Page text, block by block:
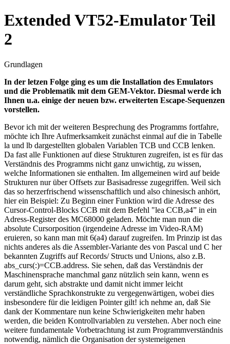
Extended VT52-Emulator Teil
2
Grundlagen
In der letzen Folge ging es um die Installation des Emulators
und die Problematik mit dem GEM-Vektor. Diesmal werde ich
Ihnen u.a. einige der neuen bzw. erweiterten Escape-Sequenzen
vorstellen.
Bevor ich mit der weiteren Besprechung des Programms fortfahre,
möchte ich Ihre Aufmerksamkeit zunächst einmal auf die in Tabelle
la und lb dargestellten globalen Variablen TCB und CCB lenken.
Da fast alle Funktionen auf diese Strukturen zugreifen, ist es für das
Verständnis des Programms nicht ganz unwichtig, zu wissen,
welche Informationen sie enthalten. Im allgemeinen wird auf beide
Strukturen nur über Offsets zur Basisadresse zugegriffen. Weil sich
das so herzerfrischend wissenschaftlich und also chinesisch anhört,
hier ein Beispiel: Zu Beginn einer Funktion wird die Adresse des
Cursor-Control-Blocks CCB mit dem Befehl "lea CCB,a4” in ein
Adress-Register des MC68000 geladen. Möchte man nun die
absolute Cursorposition (irgendeine Adresse im Video-RAM)
eruieren, so kann man mit 6(a4) darauf zugreifen. Im Prinzip ist das
nichts anderes als die Assembler-Variante des von Pascal und C her
bekannten Zugriffs auf Records/ Structs und Unions, also z.B.
abs_curs(:)=CCB.address. Sie sehen, daß das Verständnis der
Maschinensprache manchmal ganz nützlich sein kann, wenn es
darum geht, sich abstrakte und damit nicht immer leicht
verständliche Sprachkonstrukte zu vergegenwärtigen, wobei dies
insbesondere für die leidigen Pointer gilt! ich nehme an, daß Sie
dank der Kommentare nun keine Schwierigkeiten mehr haben
werden, die beiden Kontrollvariablen zu verstehen. Aber noch eine
weitere fundamentale Vorbetrachtung ist zum Programmverständnis
notwendig, nämlich die Organisation der systemeigenen